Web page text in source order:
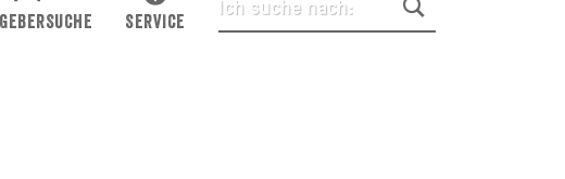
SERVICE